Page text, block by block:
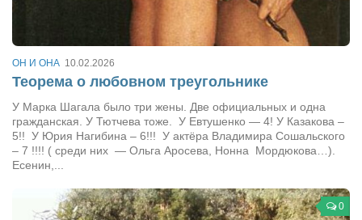
Кино
Общество
Факты
Деньги
ОН И ОНА 10.02.2026
Теорема о любовном треугольнике
У Марка Шагала было три жены. Две официальных и одна
гражданская. У Тютчева тоже. У Евтушенко — 4! У Казакова –
5!! У Юрия Нагибина – 6!!! У актёра Владимира Сошальского
– 7 !!!! ( среди них — Ольга Аросева, Нонна Мордюкова…).
Есенин,...
0